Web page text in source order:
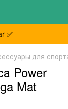
✅
для
Power
Mat